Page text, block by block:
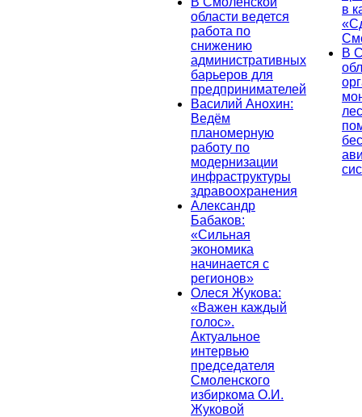
области ведется
работа по
снижению
административных
барьеров для
предпринимателей
Василий Анохин:
Ведём
планомерную
работу по
модернизации
инфраструктуры
здравоохранения
Александр
Бабаков:
«Сильная
экономика
начинается с
регионов»
Олеся Жукова:
«Важен каждый
голос».
Актуальное
интервью
председателя
Смоленского
избиркома О.И.
Жуковой
в
В